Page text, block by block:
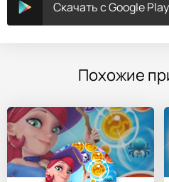
Скачать с Google Play
Похожие